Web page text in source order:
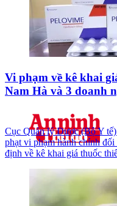
Vi phạm về kê khai
Nam Hà và 3 doanh
Cục Quản lý Dược (Bộ Y
phạt vi phạm hành chính
định về kê khai giá thuốc